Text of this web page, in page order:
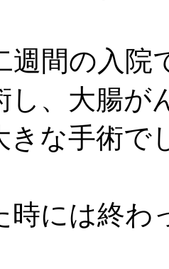
週間の入院
し、大腸が
きな手術で
時には終わ